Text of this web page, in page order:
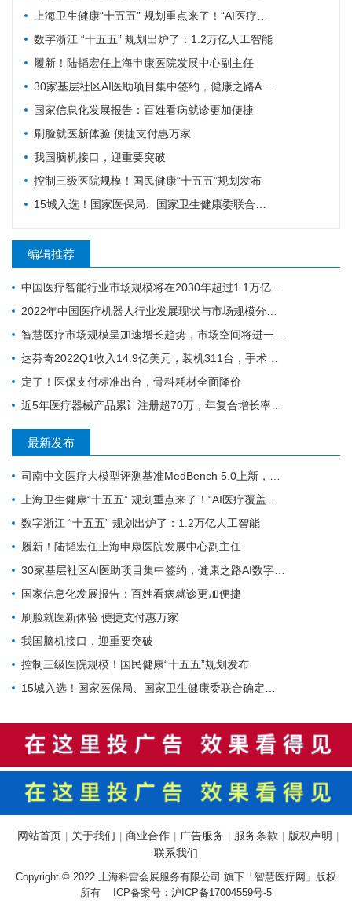
上海卫生健康“十五五” 规划重点来了！“AI医疗覆盖率100%”成硬指标
数字浙江 “十五五” 规划出炉了：1.2万亿人工智能
履新！陆韬宏任上海申康医院发展中心副主任
30家基层社区AI医助项目集中签约，健康之路AI数字员工规模化落地再提速
国家信息化发展报告：百姓看病就诊更加便捷
刷脸就医新体验 便捷支付惠万家
我国脑机接口，迎重要突破
控制三级医院规模！国民健康“十五五”规划发布
15城入选！国家医保局、国家卫生健康委联合确定基层医疗卫生重点联系城市
编辑推荐
中国医疗智能行业市场规模将在2030年超过1.1万亿元人民币
2022年中国医疗机器人行业发展现状与市场规模分析 行业处于高速增长期
智慧医疗市场规模呈加速增长趋势，市场空间将进一步打开
达芬奇2022Q1收入14.9亿美元，装机311台，手术量同步增长19%
定了！医保支付标准出台，骨科耗材全面降价
近5年医疗器械产品累计注册超70万，年复合增长率为20.9%
最新发布
司南中文医疗大模型评测基准MedBench 5.0上新，超31万次评测持续筑牢安全防线
上海卫生健康“十五五” 规划重点来了！“AI医疗覆盖率100%”成硬指标
数字浙江 “十五五” 规划出炉了：1.2万亿人工智能
履新！陆韬宏任上海申康医院发展中心副主任
30家基层社区AI医助项目集中签约，健康之路AI数字员工规模化落地再提速
国家信息化发展报告：百姓看病就诊更加便捷
刷脸就医新体验 便捷支付惠万家
我国脑机接口，迎重要突破
控制三级医院规模！国民健康“十五五”规划发布
15城入选！国家医保局、国家卫生健康委联合确定基层医疗卫生重点联系城市
网站首页 关于我们 商业合作 广告服务 服务条款 版权声明
联系我们
Copyright © 2022 上海科雷会展服务有限公司 旗下「智慧医疗网」版权
所有 ICP备案号： 沪ICP备17004559号-5